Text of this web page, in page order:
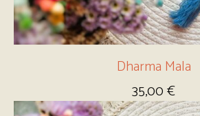
Dharma Mala
35,00€